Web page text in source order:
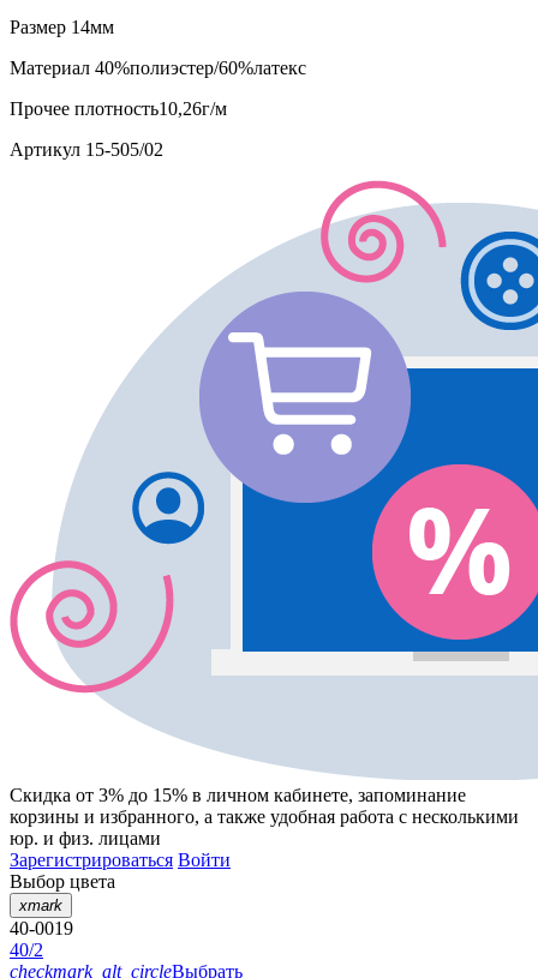
Размер 14мм
Материал 40%полиэстер/60%латекс
Прочее плотность10,26г/м
Артикул 15-505/02
Скидка от 3% до 15% в личном кабинете, запоминание
корзины и избранного, а также удобная работа с несколькими
юр. и физ. лицами
Зарегистрироваться Войти
Выбор цвета
xmark
40-0019
40/2
checkmark_alt_circleВыбрать